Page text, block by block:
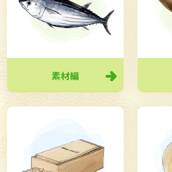
かつお節を乾燥させて、再びカビを
す。そのカビを「二番カビ」
と呼び
付けて仕上げたかつお節は
「枯節（
さらにカビ付けと乾燥を繰り返すこ
「本枯節（ほんかれ
分解され、うま味が凝縮することで
り、上品な香りで口当たりのよい、
れるようになります。
素材編